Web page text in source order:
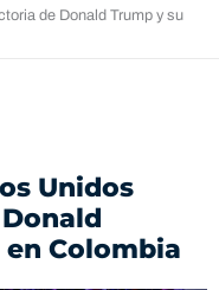
de Donald Trump y su
Unidos
Colombia